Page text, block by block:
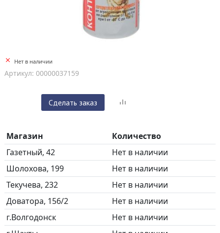
Нет в наличии
Артикул: 00000037159
Сделать заказ
Магазин
Количество
Газетный, 42
Нет в наличии
Шолохова, 199
Нет в наличии
Текучева, 232
Нет в наличии
Доватора, 156/2
Нет в наличии
г.Волгодонск
Нет в наличии